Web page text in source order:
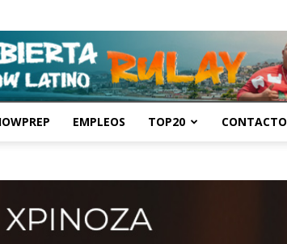
EMPLEOS TOP20 CONTACTO